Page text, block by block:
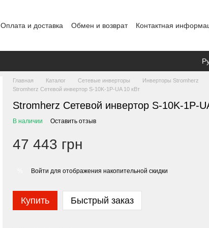
Оплата и доставка Обмен и возврат
Контактная
Главная Каталог Сетевые инверторы Инверторы Stromherz
Stromherz Сетевой инвертор S-10K-1Р-UA 10 кВт
Stromherz Сетевой инвертор S-10K-1Р-
В наличии Оставить отзыв
47 443 грн
Войти для отображения накопительной скидки
Купить Быстрый заказ